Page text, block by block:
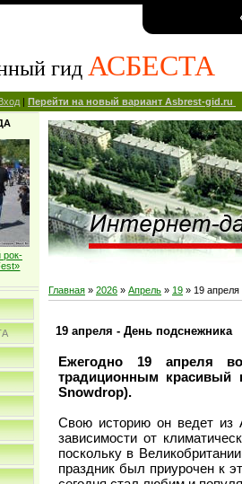
гид АСБЕСТА
| Перейти на новый вариант Asbrest-gid.ru
рок-
Главная » 2026 » Апрель » 19 » 19
19 апреля - День подснежника
Ежегодно 19 апреля
традиционным красивый
Snowdrop).
Свою историю он ведет из
зависимости от
поскольку в
праздник был приурочен к